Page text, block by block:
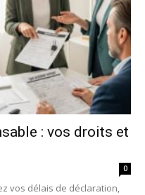
: vos droits et
0
vos délais de déclaration,